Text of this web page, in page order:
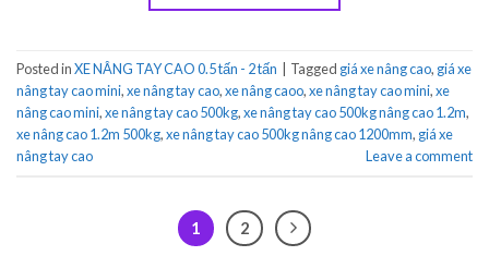
Posted inXE NÂNG TAY CAO 0.5 tấn - 2 tấn Tagged giá xe nâng cao, giá xe
nâng tay cao mini,xe nâng tay cao,xe nâng caoo,xe nâng tay cao mini,xe
nâng cao mini,xe nâng tay cao 500kg,xe nâng tay cao 500kg nâng cao 1.2m,
xe nâng cao 1.2m 500kg,xe nâng tay cao 500kg nâng cao 1200mm, giá xe
nâng tay cao
Leave a comment
1 2